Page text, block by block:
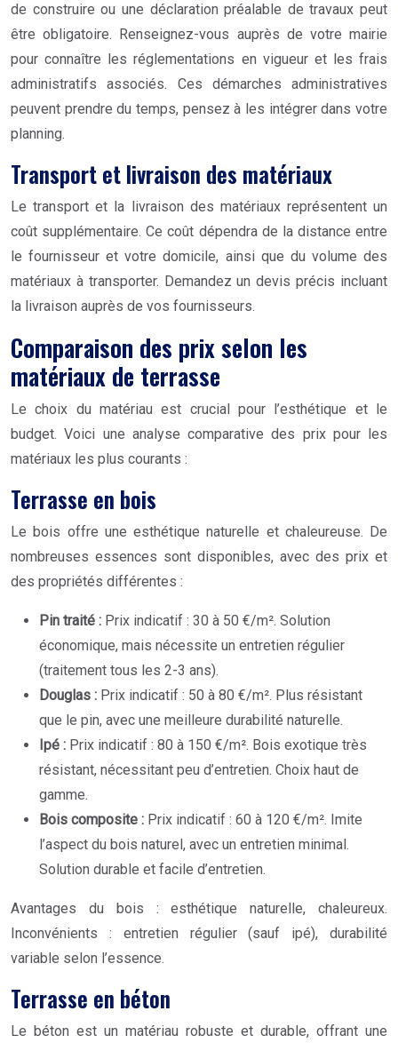
de construire ou une déclaration préalable de travaux peut
être obligatoire. Renseignez-vous auprès de votre mairie
pour connaître les réglementations en vigueur et les frais
administratifs associés. Ces démarches administratives
peuvent prendre du temps, pensez à les intégrer dans votre
planning.
Transport et livraison des matériaux
Le transport et la livraison des matériaux représentent un
coût supplémentaire. Ce coût dépendra de la distance entre
le fournisseur et votre domicile, ainsi que du volume des
matériaux à transporter. Demandez un devis précis incluant
la livraison auprès de vos fournisseurs.
Comparaison des prix selon les
matériaux de terrasse
Le choix du matériau est crucial pour l’esthétique et le
budget. Voici une analyse comparative des prix pour les
matériaux les plus courants :
Terrasse en bois
Le bois offre une esthétique naturelle et chaleureuse. De
nombreuses essences sont disponibles, avec des prix et
des propriétés différentes :
Pin traité : Prix indicatif : 30 à 50 €/m². Solution
économique, mais nécessite un entretien régulier
(traitement tous les 2-3 ans).
Douglas : Prix indicatif : 50 à 80 €/m². Plus résistant
que le pin, avec une meilleure durabilité naturelle.
Ipé : Prix indicatif : 80 à 150 €/m². Bois exotique très
résistant, nécessitant peu d’entretien. Choix haut de
gamme.
Bois composite : Prix indicatif : 60 à 120 €/m². Imite
l’aspect du bois naturel, avec un entretien minimal.
Solution durable et facile d’entretien.
Avantages du bois : esthétique naturelle, chaleureux.
Inconvénients : entretien régulier (sauf ipé), durabilité
variable selon l’essence.
Terrasse en béton
Le béton est un matériau robuste et durable, offrant une